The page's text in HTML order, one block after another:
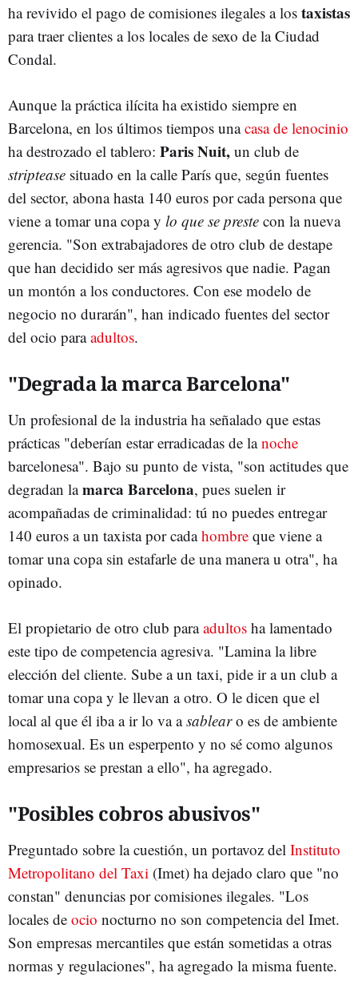
ha revivido el pago de comisiones ilegales a los taxistas
para traer clientes a los locales de sexo de la Ciudad
Condal.
Aunque la práctica ilícita ha existido siempre en
Barcelona, en los últimos tiempos unacasa de lenocinio
ha destrozado el tablero: Paris Nuit, un club de
striptease situado en la calle París que, según fuentes
del sector, abona hasta 140 euros por cada persona que
viene a tomar una copa y lo que se preste con la nueva
gerencia. "Son extrabajadores de otro club de destape
que han decidido ser más agresivos que nadie. Pagan
un montón a los conductores. Con ese modelo de
negocio no durarán", han indicado fuentes del sector
del ocio paraadultos.
"Degrada la marca Barcelona"
Un profesional de la industria ha señalado que estas
prácticas "deberían estar erradicadas de lanoche
barcelonesa". Bajo su punto de vista, "son actitudes que
degradan lamarca Barcelona, pues suelen ir
acompañadas de criminalidad: tú no puedes entregar
140 euros a un taxista por cadahombre que viene a
tomar una copa sin estafarle de una manera u otra", ha
opinado.
El propietario de otro club paraadultos ha lamentado
este tipo de competencia agresiva. "Lamina la libre
elección del cliente. Sube a un taxi, pide ir a un club a
tomar una copa y le llevan a otro. O le dicen que el
local al que él iba a ir lo va asablearo es de ambiente
homosexual. Es un esperpento y no sé como algunos
empresarios se prestan a ello", ha agregado.
"Posibles cobros abusivos"
Preguntado sobre la cuestión, un portavoz del Instituto
Metropolitano del Taxi (Imet) ha dejado claro que "no
constan" denuncias por comisiones ilegales. "Los
locales de ocio nocturno no son competencia del Imet.
Son empresas mercantiles que están sometidas a otras
normas y regulaciones", ha agregado la misma fuente.